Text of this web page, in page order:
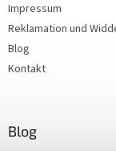
Impressum
Reklamation und
Blog
Kontakt
Blog